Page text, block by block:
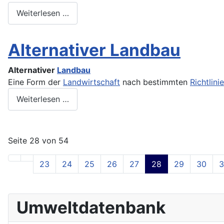
Weiterlesen …
Alternativer Landbau
Alternativer Landbau
Eine Form der Landwirtschaft nach bestimmten
Weiterlesen …
Seite 28 von 54
23 24 25 26 27 28 29 30
Umweltdatenbank